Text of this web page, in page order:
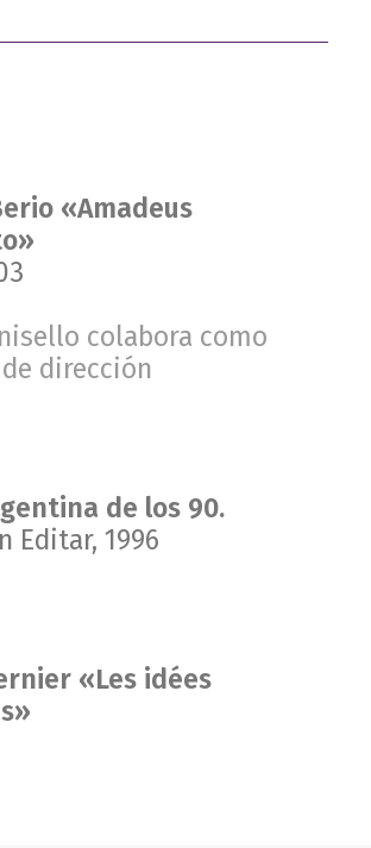
«Amadeus
colabora como
dirección
de los 90.
Editar, 1996
«Les idées